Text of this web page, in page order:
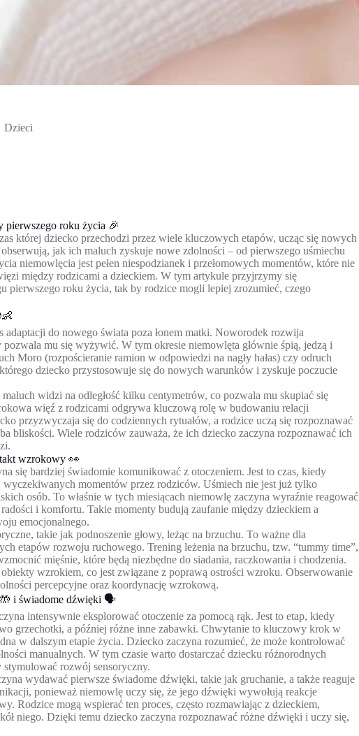
Dzieci
pierwszego roku życia 🎉
której dziecko przechodzi przez wiele kluczowych etapów, ucząc się nowych
jak ich maluch zyskuje nowe zdolności – od pierwszego uśmiechu
niemowlęcia jest pełen niespodzianek i przełomowych momentów, które nie
między rodzicami a dzieckiem. W tym artykule przyjrzymy się
pierwszego roku życia, tak by rodzice mogli lepiej zrozumieć, czego
do nowego świata poza łonem matki. Noworodek rozwija
mu się wyżywić. W tym okresie niemowlęta głównie śpią, jedzą i
Moro (rozpościeranie ramion w odpowiedzi na nagły hałas) czy odruch
dziecko przystosowuje się do nowych warunków i zyskuje poczucie
widzi na odległość kilku centymetrów, co pozwala mu skupiać się
więź z rodzicami odgrywa kluczową rolę w budowaniu relacji
przyzwyczaja się do codziennych rytuałów, a rodzice uczą się rozpoznawać
bliskości. Wiele rodziców zauważa, że ich dziecko zaczyna rozpoznawać ich
wzrokowy 👀
się bardziej świadomie komunikować z otoczeniem. Jest to czas, kiedy
momentów przez rodziców. Uśmiech nie jest już tylko
osób. To właśnie w tych miesiącach niemowlę zaczyna wyraźnie reagować
i komfortu. Takie momenty budują zaufanie między dzieckiem a
emocjonalnego.
takie jak podnoszenie głowy, leżąc na brzuchu. To ważne dla
etapów rozwoju ruchowego. Trening leżenia na brzuchu, tzw. “tummy time”,
mięśnie, które będą niezbędne do siadania, raczkowania i chodzenia.
wzrokiem, co jest związane z poprawą ostrości wzroku. Obserwowanie
percepcyjne oraz koordynację wzrokową.
🤲 i świadome dźwięki 🗣️
intensywnie eksplorować otoczenie za pomocą rąk. Jest to etap, kiedy
grzechotki, a później różne inne zabawki. Chwytanie to kluczowy krok w
w dalszym etapie życia. Dziecko zaczyna rozumieć, że może kontrolować
manualnych. W tym czasie warto dostarczać dziecku różnorodnych
stymulować rozwój sensoryczny.
wydawać pierwsze świadome dźwięki, takie jak gruchanie, a także reaguje
ponieważ niemowlę uczy się, że jego dźwięki wywołują reakcje
Rodzice mogą wspierać ten proces, często rozmawiając z dzieckiem,
niego. Dzięki temu dziecko zaczyna rozpoznawać różne dźwięki i uczy się,